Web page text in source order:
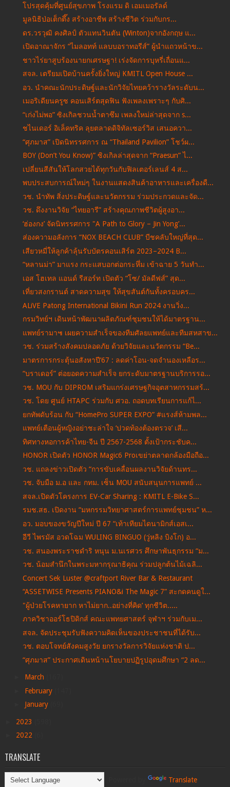
โปรสุดคุ้มที่ศูนย์สุขภาพ โรงแรม ดิ เอมเมอรัลด์
มูลนิธิป่อเต็กตึ๊ง สร้างอาชีพ สร้างชีวิต ร่วมกับกร...
ดร.วรวุฒิ คงศิลป์ ตัวแทนวินตัน (Winton)จากอังกฤษ แ...
เปิดอาณาจักร “ไมลอทท์ แลบบอราทอรีส์” ผู้นำแถวหน้าข...
ชาวไร่ยาสูบร้องนายกเศรษฐา! เร่งจัดการบุหรี่เถื่อนแ...
สจล. เตรียมเปิดบ้านครั้งยิ่งใหญ่ KMITL Open House ...
อว. นำคณะนักประดิษฐ์และนักวิจัยไทยคว้ารางวัลระดับน...
เมอริเดียนครูซ คอนเสิร์ตสุดฟิน ฟังเพลงเพราะๆ กับศิ...
“เก่งไม่พอ” ซิงเกิลชวนน้ำตาซึม เพลงใหม่ล่าสุดจาก s...
ชไนเดอร์ อิเล็คทริค ลุยตลาดดิจิทัลเซอร์วิส เสนอควา...
“ศุภมาส” เปิดนิทรรศการ ณ “Thailand Pavilion” โชว์ผ...
BOY (Don’t You Know)” ซิงเกิลล่าสุดจาก “Praesun” ไ...
เปลี่ยนสีสันให้โลกสวยได้ทุกวันกับฟิลเตอร์เลนส์ 4 ส...
พบประสบการณ์ใหม่ๆ ในงานแสดงสินค้าอาหารและเครื่องดื...
วช. นำทัพ สิ่งประดิษฐ์และนวัตกรรม ร่วมประกวดและจัด...
วช. ดึงงานวิจัย “ไทยอารี” สร้างคุณภาพชีวิตผู้สูงอา...
‘ฮ่องกง’ จัดนิทรรศการ "A Path to Glory – Jin Yong’...
ส่องความอลังการ “NOX BEACH CLUB” บีชคลับใหญ่ที่สุด...
เสียวหมี่ให้ลูกค้าลุ้นรับบัตรคอนเสิร์ต 2023–2024 B...
“หลานม่า” มาแรง กระแสบอกต่อกระหึ่ม เข้าฉาย 5 วันทำ...
เอส โฮเทล แอนด์ รีสอร์ท เปิดตัว “โซ/ มัลดีฟส์” สุด...
เที่ยวสงกรานต์ สาดความสุข ให้สุขสันต์กันทั้งครอบคร...
ALiVE Patong International Bikini Run 2024 งานวิ่ง...
กรมวิทย์ฯ เดินหน้าพัฒนาผลิตภัณฑ์ชุมชนให้ได้มาตรฐาน...
แพทย์รามา๚ เผยความสำเร็จของทีมศัลยแพทย์และทีมสหสาข...
วช. ร่วมสร้างสังคมปลอดภัย ด้วยวิจัยและนวัตกรรม “Be...
มาตรการกระตุ้นอสังหาปี’67 : ลดค่าโอน-จดจำนองเหลือร...
“บราเดอร์” ต่อยอดความสำเร็จ ยกระดับมาตรฐานบริการรอ...
วช. MOU กับ DIPROM เสริมแกร่งเศรษฐกิจอุตสาหกรรมสร้...
วช. โดย ศูนย์ HTAPC ร่วมกับ ศวอ. ถอดบทเรียนการแก้ไ...
ยกทัพดับร้อน กับ “HomePro SUPER EXPO” #แรงส์ห้ามพล...
แพทย์เตือนผู้หญิงอย่าชะล่าใจ ‘ปวดท้องต้องตรวจ’ เสี...
ทิศทางหอการค้าไทย-จีน ปี 2567-2568 ตั้งเป้ากระชับค...
HONOR เปิดตัว HONOR Magic6 Proเขย่าตลาดกล้องมือถือ...
วช. แถลงข่าวเปิดตัว “การขับเคลื่อนผลงานวิจัยด้านทร...
วช. จับมือ ม.อ และ กทม. เซ็น MOU สนับสนุนการแพทย์ ...
สจล.เปิดตัวโครงการ EV-Car Sharing : KMITL E-Bike S...
รมช.สธ. เปิดงาน “มหกรรมวิทยาศาสตร์การแพทย์ชุมชน” ห...
อว. มอบของขวัญปีใหม่ ปี 67 “เท้าเทียมไดนามิกส์เอสเ...
อีวี ไพรมัส อวดโฉม WULING BINGUO (วู่หลิง บิงโก) อ...
วช. สนองพระราชดำริ หนุน ม.นเรศวร ศึกษาพันธุกรรม “ม...
วช. น้อมสำนึกในพระมหากรุณาธิคุณ ร่วมปลูกต้นไม้เฉลิ...
Concert Sek Luster @craftport River Bar & Restaurant
“ASSETWISE Presents PIANO&i The Magic 7” สะกดคนดูใ...
"ผู้ป่วยโรคหายาก หาไม่ยาก..อย่างที่คิด’ ทุกชีวิต.....
ภาควิชาออร์โธปิดิกส์ คณะแพทยศาสตร์ จุฬาฯ ร่วมกับเม...
สจล. จัดประชุมรับฟังความคิดเห็นของประชาชนที่ได้รับ...
วช. ตอบโจทย์สังคมสูงวัย ยกรางวัลการวิจัยแห่งชาติ ป...
“ศุภมาส” ประกาศเดินหน้านโยบายปฏิรูปอุดมศึกษา “2 ลด...
March
February
January
2023
2022
TRANSLATE
Translate